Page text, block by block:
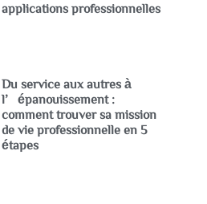
applications professionnelles
Du service aux autres à
l’épanouissement :
comment trouver sa mission
de vie professionnelle en 5
étapes